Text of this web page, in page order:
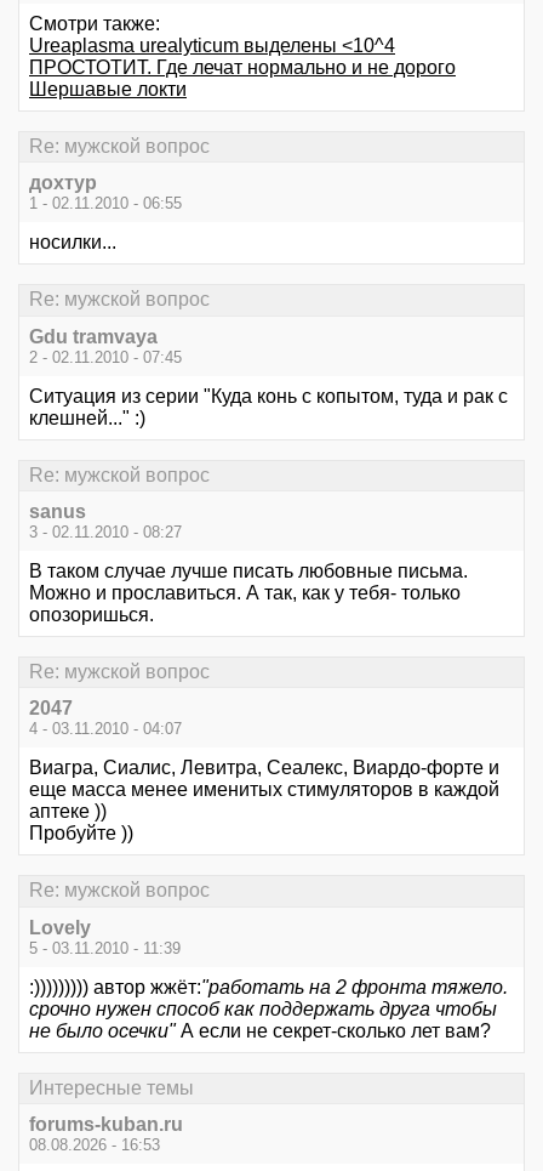
Смотри также:
Ureaplasma urealyticum выделены <10^4
ПРОСТОТИТ. Где лечат нормально и не дорого
Шершавые локти
Re: мужской вопрос
дохтур
1 - 02.11.2010 - 06:55
носилки...
Re: мужской вопрос
Gdu tramvaya
2 - 02.11.2010 - 07:45
Ситуация из серии "Куда конь с копытом, туда и рак с
клешней..." :)
Re: мужской вопрос
sanus
3 - 02.11.2010 - 08:27
В таком случае лучше писать любовные письма.
Можно и прославиться. А так, как у тебя- только
опозоришься.
Re: мужской вопрос
2047
4 - 03.11.2010 - 04:07
Виагра, Сиалис, Левитра, Сеалекс, Виардо-форте и
еще масса менее именитых стимуляторов в каждой
аптеке ))
Пробуйте ))
Re: мужской вопрос
Lovely
5 - 03.11.2010 - 11:39
:))))))))) автор жжёт:"работать на 2 фронта тяжело.
срочно нужен способ как поддержать друга чтобы
не было осечки"А если не секрет-сколько лет вам?
Интересные темы
forums-kuban.ru
08.08.2026 - 16:53